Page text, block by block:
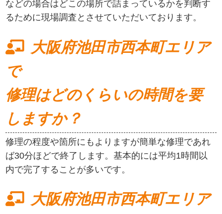
などの場合はどこの場所で詰まっているかを判断す
るために現場調査とさせていただいております。
大阪府池田市西本町エリア
で
修理はどのくらいの時間を要
しますか？
修理の程度や箇所にもよりますが簡単な修理であれ
ば30分ほどで終了します。基本的には平均1時間以
内で完了することが多いです。
大阪府池田市西本町エリア